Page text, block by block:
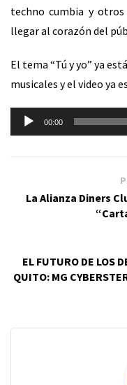
techno cumbia y
llegar al corazón del
El tema “Tú y yo” ya
musicales y el video ya
Reproductor
de
00:00
La Alianza Diners
EL FUTURO DE LOS
QUITO: MG